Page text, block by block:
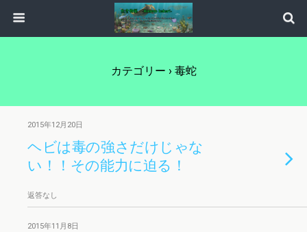
カテゴリー › 毒蛇
2015年12月20日
ヘビは毒の強さだけじゃな
い！！その能力に迫る！
返答なし
2015年11月8日